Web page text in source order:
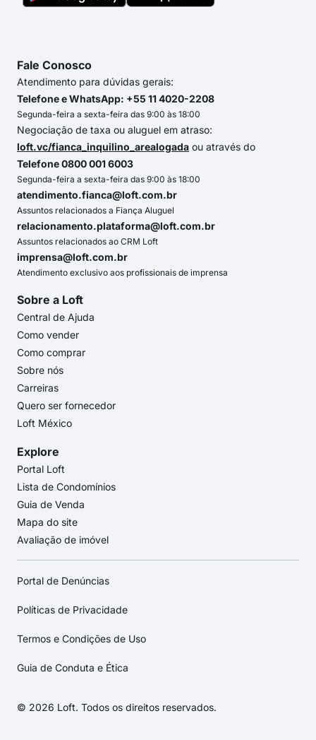
Fale Conosco
Atendimento para dúvidas gerais:
Telefone e WhatsApp: +55 11 4020-2208
Segunda-feira a sexta-feira das 9:00 às 18:00
Negociação de taxa ou aluguel em atraso:
loft.vc/fianca_inquilino_arealogada ou através do
Telefone 0800 001 6003
Segunda-feira a sexta-feira das 9:00 às 18:00
atendimento.fianca@loft.com.br
Assuntos relacionados a Fiança Aluguel
relacionamento.plataforma@loft.com.br
Assuntos relacionados ao CRM Loft
imprensa@loft.com.br
Atendimento exclusivo aos profissionais de imprensa
Sobre a Loft
Central de Ajuda
Como vender
Como comprar
Sobre nós
Carreiras
Quero ser fornecedor
Loft México
Explore
Portal Loft
Lista de Condomínios
Guia de Venda
Mapa do site
Avaliação de imóvel
Portal de Denúncias
Políticas de Privacidade
Termos e Condições de Uso
Guia de Conduta e Ética
© 2026 Loft. Todos os direitos reservados.